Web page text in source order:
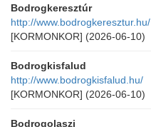
Bodrogkeresztúr
http://www.bodrogkeresztur.hu/
[KORMONKOR] (2026-06-10)
Bodrogkisfalud
http://www.bodrogkisfalud.hu/
[KORMONKOR] (2026-06-10)
Bodrogolaszi